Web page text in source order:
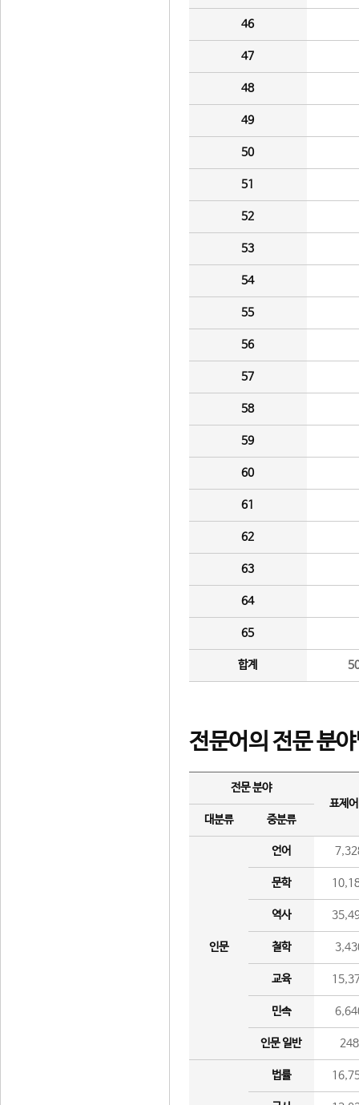
46
47
48
49
50
51
52
53
54
55
56
57
58
59
60
61
62
63
64
65
합계
전문어의 전문 분
전문 분야
표제
대분류
중분류
인문
언어
문학
역사
철학
교육
민속
인문 일반 248
법률